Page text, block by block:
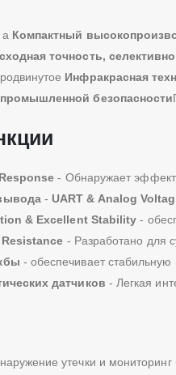
Компактный
точность,
Инфракрасная
безопасности
- Обнаружает
- UART & Analog
& Excellent Stability -
- Разработано для
- обеспечивает
датчиков - Легкая
утечки и мониторинг